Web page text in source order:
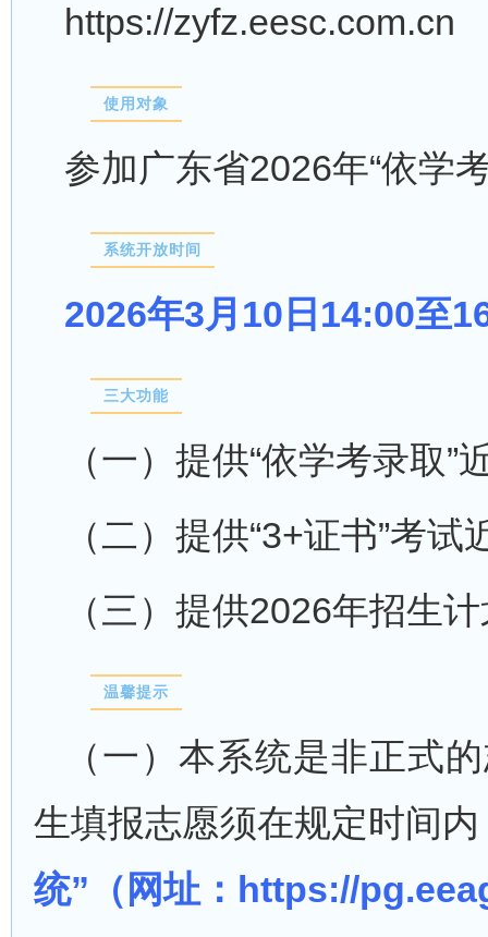
https://zyfz.eesc.com.cn
使用对象
参加广东省2026年“依学
系统开放时间
2026年3月10日14:00至
三大功能
（一）提供“依学考录取
（二）提供“3+证书”考
（三）提供2026年招生
温馨提示
（一）本系统是非正式
生填报志愿须在规定时间内
统”（网址：https://